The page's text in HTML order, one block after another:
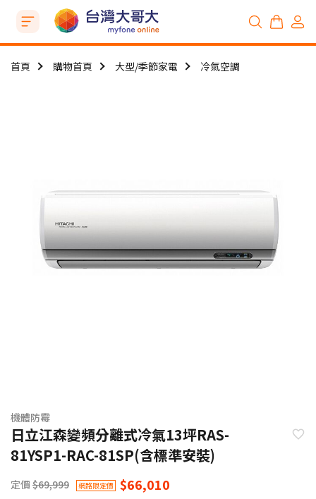
首頁 購物首頁 大型/季節家電 冷氣空調
機體防霉
日立江森變頻分離式冷氣13坪RAS-
81YSP1-RAC-81SP(含標準安裝)
定價 $69,999 網路限定價 $66,010